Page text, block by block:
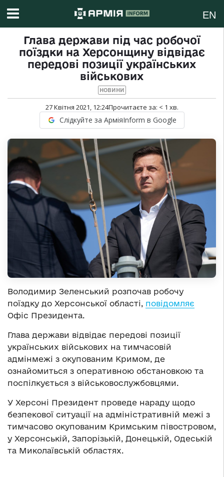
EN
Глава держави під час робочої
поїздки на Херсонщину відвідає
передові позиції українських
військових
НОВИНИ
27 Квітня 2021, 12:24Прочитаєте за: < 1 хв.
Слідкуйте за АрміяInform в Google
Володимир Зеленський розпочав робочу
поїздку до Херсонської області, повідомляє
Офіс Президента.
Глава держави відвідає передові позиції
українських військових на тимчасовій
адмінмежі з окупованим Кримом, де
ознайомиться з оперативною обстановкою та
поспілкується з військовослужбовцями.
У Херсоні Президент проведе нараду щодо
безпекової ситуації на адміністративній межі з
тимчасово окупованим Кримським півостровом,
у Херсонській, Запорізькій, Донецькій, Одеській
та Миколаївській областях.